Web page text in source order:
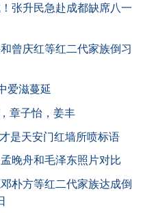
张升民急赴成都缺席八一
曾庆红等红二代家族倒习
爱滋蔓延
章子怡，姜丰
是天安门红墙所喷标语
晚舟和毛泽东照片对比
朴方等红二代家族达成倒